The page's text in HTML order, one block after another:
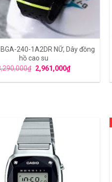
240-1A2DR NỮ, Dây đồng
hồ cao su
₫ 2,961,000₫